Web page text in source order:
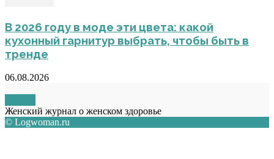
В 2026 году в моде эти цвета: какой
кухонный гарнитур выбрать, чтобы быть в
тренде
06.08.2026
Женский журнал о женском здоровье
© Logwoman.ru